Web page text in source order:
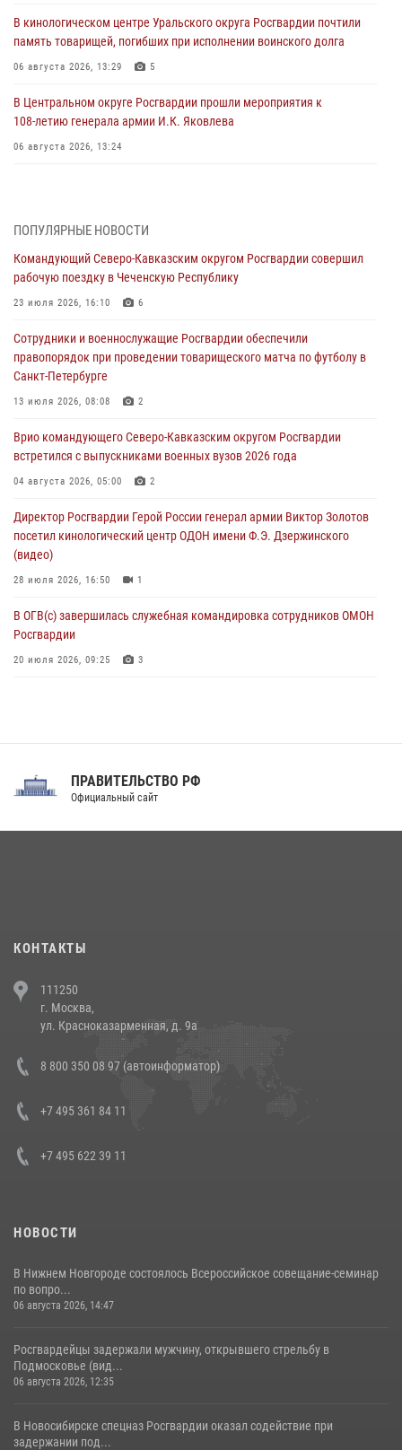
В кинологическом центре Уральского округа Росгвардии почтили
память товарищей, погибших при исполнении воинского долга
06 августа 2026, 13:29 5
В Центральном округе Росгвардии прошли мероприятия к
108‑летию генерала армии И.К. Яковлева
06 августа 2026, 13:24
06 августа 2026, 12:35 1
Росгвардейцы провели выставку вооружения для участников сбора
«Гвардеец» в Пензе (видео)
06 августа 2026, 12:00
В Курске росгвардейцы приняли участие в митинге, посвященном
второй годовщине вторжения ВСУ на территорию области
06 августа 2026, 11:56
угрожавшего подростку травматическим пистолетом
06 августа 2026, 11:33
крупная нарколаборатория
ПОПУЛЯРНЫЕ НОВОСТИ
Командующий Северо-Кавказским округом Росгвардии совершил
рабочую поездку в Чеченскую Республику
23 июля 2026, 16:10 6
Сотрудники и военнослужащие Росгвардии обеспечили
правопорядок при проведении товарищеского матча по футболу в
Санкт-Петербурге
13 июля 2026, 08:08 2
Врио командующего Северо-Кавказским округом Росгвардии
встретился с выпускниками военных вузов 2026 года
04 августа 2026, 05:00 2
Директор Росгвардии Герой России генерал армии Виктор Золотов
посетил кинологический центр ОДОН имени Ф.Э. Дзержинского
(видео)
28 июля 2026, 16:50 1
В ОГВ(с) завершилась служебная командировка сотрудников ОМОН
Росгвардии
20 июля 2026, 09:25 3
Праздник «Один день с Росгвардией» к 105-летию Центрального
напавших на бригаду скорой помощи (видео)
14 июля 2026, 12:20
В Росгвардии прошла военно-научная конференция по обобщению
боевого опыта
ПРАВИТЕЛЬСТВО РФ
Официальный сайт
КОНТАКТЫ
111250
г. Москва,
ул. Красноказарменная, д. 9а
8 800 350 08 97 (автоинформатор)
+7 495 361 84 11
+7 495 622 39 11
НОВОСТИ
В Нижнем Новгороде состоялось Всероссийское совещание-семинар
по вопро...
06 августа 2026, 14:47
Росгвардейцы задержали мужчину, открывшего стрельбу в
Подмосковье (вид...
06 августа 2026, 12:35
В Новосибирске спецназ Росгвардии оказал содействие при
задержании под...